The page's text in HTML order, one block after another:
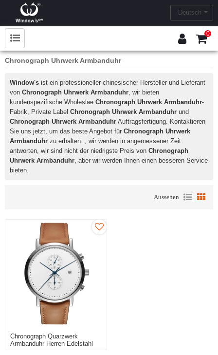
Deutsch
0
Chronograph Uhrwerk Armbanduhr
Window's ist ein professioneller chinesischer Hersteller und Lieferant
von Chronograph Uhrwerk Armbanduhr , wir bieten
kundenspezifische Wholeslae Chronograph Uhrwerk Armbanduhr-
Fabrik, Private Label Chronograph Uhrwerk Armbanduhr und
Chronograph Uhrwerk Armbanduhr Auftragsfertigung. Kontaktieren
Sie uns jetzt, um das beste Angebot für Chronograph Uhrwerk
Armbanduhr zu erhalten. , wir werden in angemessener Zeit
antworten, wir sind nicht der niedrigste Preis von Chronograph
Uhrwerk Armbanduhr , aber wir werden Ihnen einen besseren Service
bieten.
Aussehen
Chronograph Quarzwerk
Armbanduhr Herren Edelstahl